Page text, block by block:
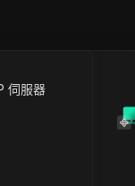
伺服器
應